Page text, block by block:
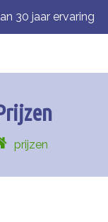
30 jaar ervaring
prijzen